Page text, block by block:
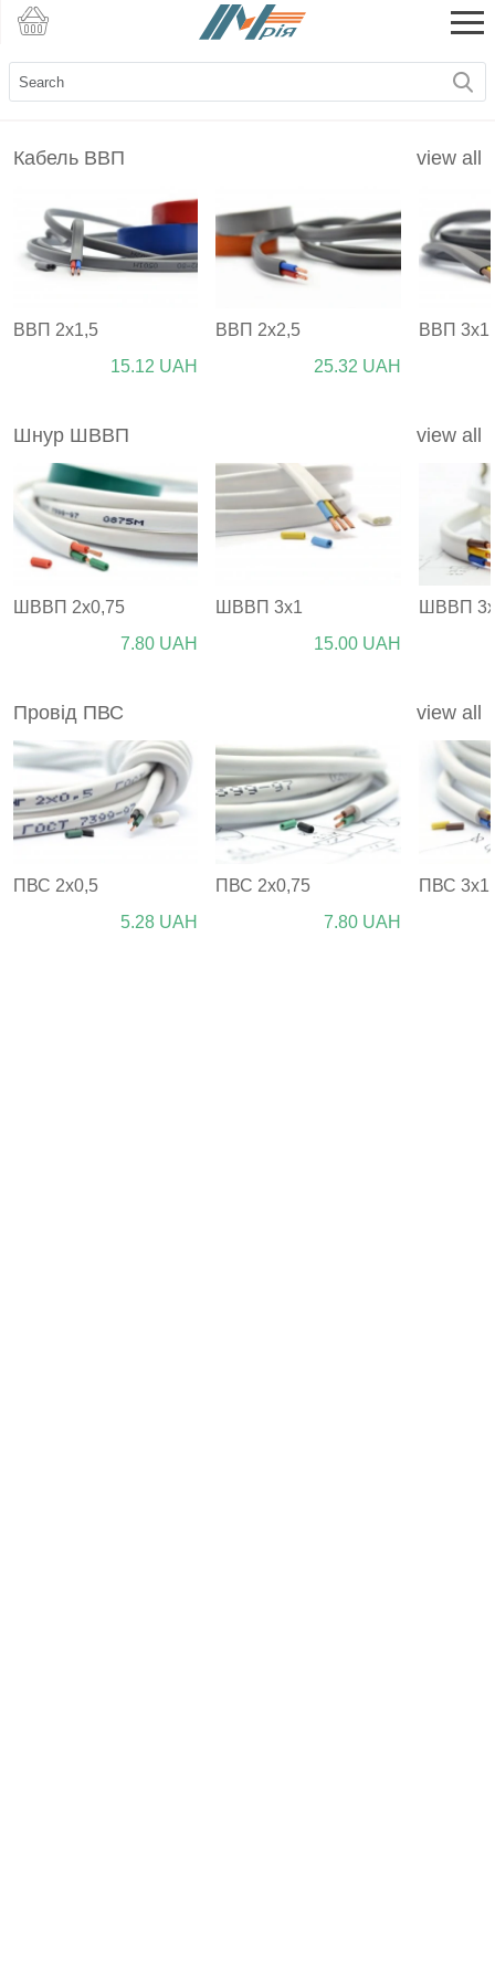
Кабель ВВП view all
ВВП 2х1,5
15.12 UAH
ВВП 2х2,5
25.32 UAH
ВВП
Шнур ШВВП view all
ШВВП 2х0,75
7.80 UAH
ШВВП 3х1
15.00 UAH
ШВВП
Провід ПВС view all
ПВС 2х0,5
5.28 UAH
ПВС 2х0,75
7.80 UAH
ПВС 3х1